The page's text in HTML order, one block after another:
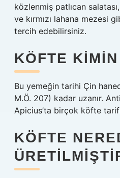
közlenmiş patlıcan
ve kırmızı lahana mezesi
tercih edebilirsiniz.
KÖFTE
Bu yemeğin tarihi Çin
M.Ö. 207) kadar uzanır.
Apicius’ta birçok köfte
KÖFTE